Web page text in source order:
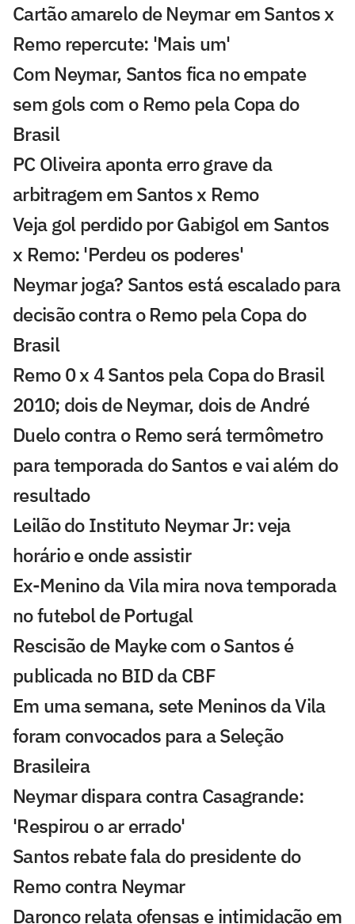
Cartão amarelo de Neymar em Santos x
Remo repercute: 'Mais um'
Com Neymar, Santos fica no empate
sem gols com o Remo pela Copa do
Brasil
PC Oliveira aponta erro grave da
arbitragem em Santos x Remo
Veja gol perdido por Gabigol em Santos
x Remo: 'Perdeu os poderes'
Neymar joga? Santos está escalado para
decisão contra o Remo pela Copa do
Brasil
Remo 0 x 4 Santos pela Copa do Brasil
2010; dois de Neymar, dois de André
Duelo contra o Remo será termômetro
para temporada do Santos e vai além do
resultado
Leilão do Instituto Neymar Jr: veja
horário e onde assistir
Ex-Menino da Vila mira nova temporada
no futebol de Portugal
Rescisão de Mayke com o Santos é
publicada no BID da CBF
Em uma semana, sete Meninos da Vila
foram convocados para a Seleção
Brasileira
Neymar dispara contra Casagrande:
'Respirou o ar errado'
Santos rebate fala do presidente do
Remo contra Neymar
Daronco relata ofensas e intimidação em